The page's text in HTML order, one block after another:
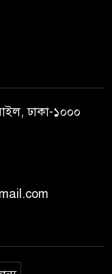
ঢাকা-১০০০